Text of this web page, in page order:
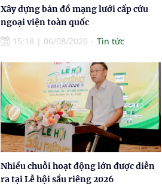
Xây dựng bản đồ mạng lưới cấp cứu
ngoại viện toàn quốc
15:18 | 06/08/2026 Tin tức
Nhiều chuỗi hoạt động lớn được diễn
ra tại Lễ hội sầu riêng 2026